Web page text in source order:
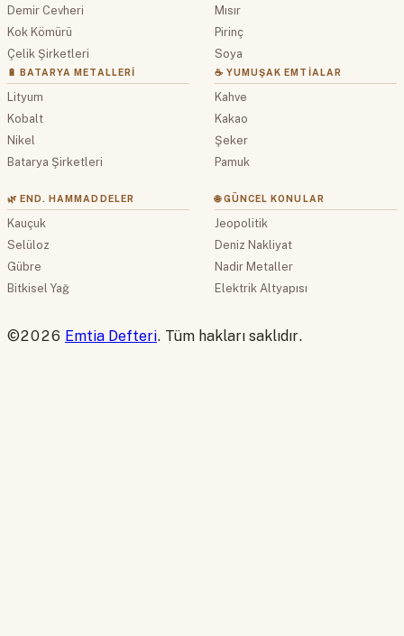
Demir Cevheri
Kok Kömürü
Çelik Şirketleri
🔋 BATARYA METALLERI
Lityum
Kobalt
Nikel
Batarya Şirketleri
Mısır
Pirinç
Soya
☕ YUMUŞAK EMTIALAR
Kahve
Kakao
Şeker
Pamuk
🌿 END. HAMMADDELER
Kauçuk
Selüloz
Gübre
Bitkisel Yağ
🌐 GÜNCEL KONULAR
Jeopolitik
Deniz Nakliyat
Nadir Metaller
Elektrik Altyapısı
©2026 Emtia Defteri. Tüm hakları saklıdır.